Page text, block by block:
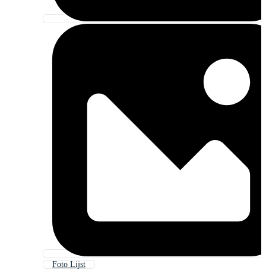
Foto Lijst